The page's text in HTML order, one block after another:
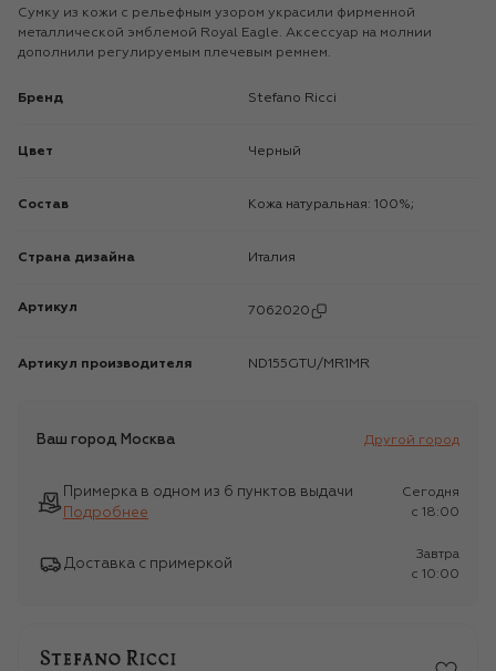
Сумку из кожи с рельефным узором украсили фирменной
металлической эмблемой Royal Eagle. Аксессуар на молнии
дополнили регулируемым плечевым ремнем.
Бренд Stefano Ricci
Цвет Черный
Состав Кожа натуральная: 100%;
Страна дизайна Италия
Артикул 7062020
Артикул производителя ND155GTU/MR1MR
Ваш город Москва Другой город
Примерка в одном из 6 пунктов выдачи
Подробнее
Сегодня
c 18:00
Доставка с примеркой
Завтра
c 10:00